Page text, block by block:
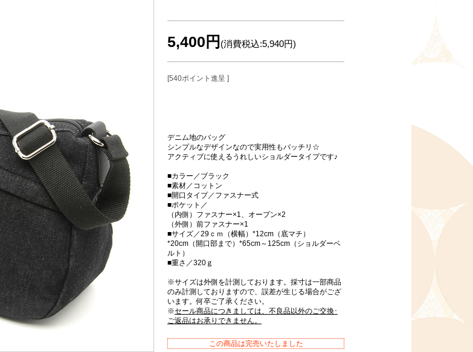
デニム地のバッグ
シンプルなデザインなので実用性もバッチリ☆
アクティブに使えるうれしいショルダータイプです♪
■カラー／ブラック
■素材／コットン
■開口タイプ／ファスナー式
■ポケット／
（内側）ファスナー×1、オープン×2
（外側）前ファスナー×1
■サイズ／29ｃｍ（横幅）*12cm（底マチ）
*20cm（開口部まで）*65cm～125cm（ショルダーベ
ルト）
■重さ／320ｇ
※サイズは外側を計測しております。採寸は一部商品
のみ計測しておりますので、誤差が生じる場合がござ
います。何卒ご了承ください。
※セール商品につきましては、不良品以外のご交換･
ご返品はお承りできません。
5,400円 (消費税込:5,940円)
[540ポイント進呈 ]
この商品は完売いたしました